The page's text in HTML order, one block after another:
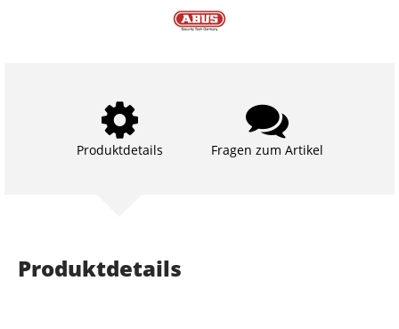
Produktdetails Fragen zum Artikel
Produktdetails